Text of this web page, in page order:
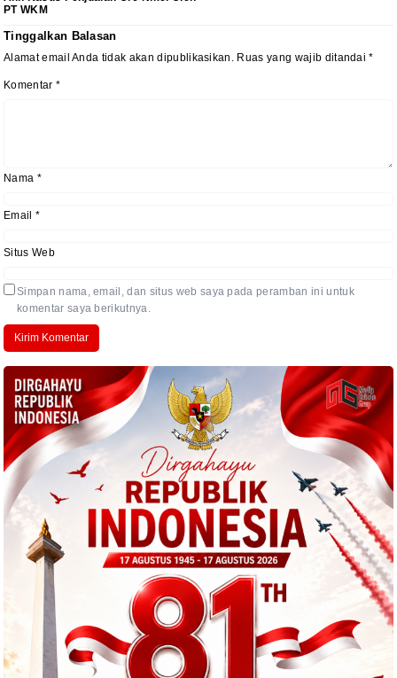
PT WKM
Tinggalkan Balasan
Alamat email Anda tidak akan dipublikasikan. Ruas yang wajib ditandai*
Komentar *
Nama *
Email *
Situs Web
Simpan nama, email, dan situs web saya pada peramban ini untuk
komentar saya berikutnya.